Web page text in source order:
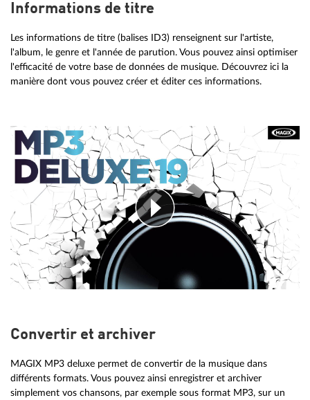
Informations de titre
Les informations de titre (balises ID3) renseignent sur l'artiste,
l'album, le genre et l'année de parution. Vous pouvez ainsi optimiser
l'efficacité de votre base de données de musique. Découvrez ici la
manière dont vous pouvez créer et éditer ces informations.
Convertir et archiver
MAGIX MP3 deluxe permet de convertir de la musique dans
différents formats. Vous pouvez ainsi enregistrer et archiver
simplement vos chansons, par exemple sous format MP3, sur un